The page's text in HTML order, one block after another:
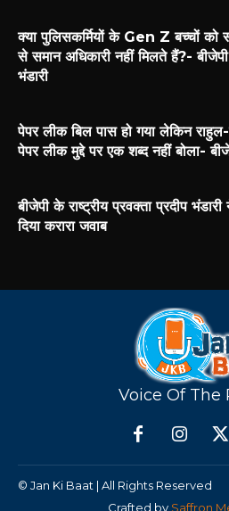
क्या पुलिसकर्मियों के Gen Z बच्चों को
से समान अधिकारी नहीं मिलते हैं?- बीजेपी
भंडारी
पेपर लीक बिल पास हो गया लेकिन
पेपर लीक मुद्दे पर एक शब्द नहीं बोला-
बीजेपी के राष्ट्रीय प्रवक्ता प्रदीप
दिया करारा जवाब
Voice Of The
© Jan Ki Baat | All Rights Reserved
Crafted by Saffron